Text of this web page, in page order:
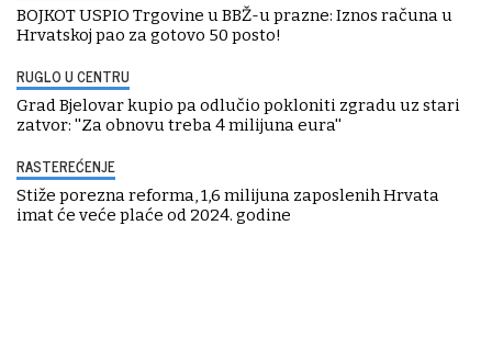
BOJKOT USPIO Trgovine u BBŽ-u prazne: Iznos računa u
Hrvatskoj pao za gotovo 50 posto!
RUGLO U CENTRU
Grad Bjelovar kupio pa odlučio pokloniti zgradu uz stari
zatvor: ''Za obnovu treba 4 milijuna eura''
RASTEREĆENJE
Stiže porezna reforma, 1,6 milijuna zaposlenih Hrvata
imat će veće plaće od 2024. godine